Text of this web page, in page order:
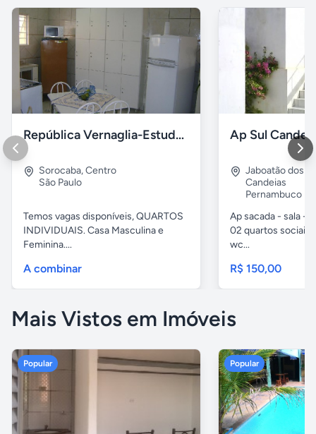
República Vernaglia-Estudantes e ou Trabalhadores
Sorocaba,Centro
São Paulo
Temos vagas disponíveis, QUARTOS
INDIVIDUAIS. Casa Masculina e
Feminina....
A combinar
Ap Sul
Jaboatão dos
Candeias
Pernambuco
Ap sacada - sala -
02 quartos
wc...
R$ 150,00
Mais Vistos em Imóveis
Popular Popular